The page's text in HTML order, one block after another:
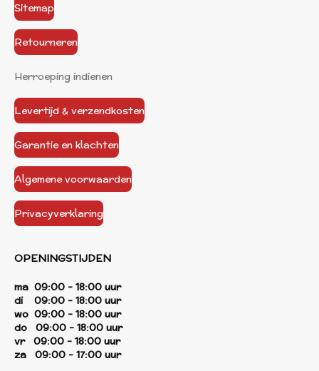
Sitemap
Retourneren
Herroeping indienen
Levertijd & verzendkosten
Garantie en klachten
Algemene voorwaarden
Privacyverklaring
OPENINGSTIJDEN
ma 09:00 - 18:00 uur
di 09:00 - 18:00 uur
wo 09:00 - 18:00 uur
do 09:00 - 18:00 uur
vr 09:00 - 18:00 uur
za 09:00 - 17:00 uur